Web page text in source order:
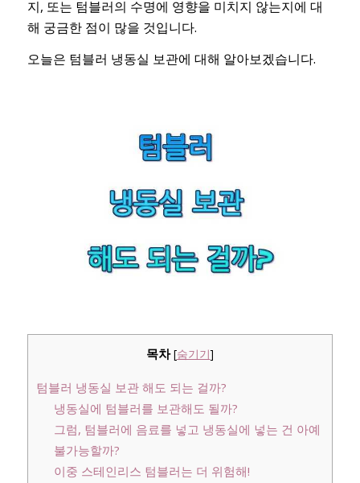
지, 또는 텀블러의 수명에 영향을 미치지 않는지에 대
해 궁금한 점이 많을 것입니다.
오늘은 텀블러 냉동실 보관에 대해 알아보겠습니다.
목차 [숨기기]
텀블러 냉동실 보관 해도 되는 걸까?
냉동실에 텀블러를 보관해도 될까?
그럼, 텀블러에 음료를 넣고 냉동실에 넣는 건 아예
불가능할까?
이중 스테인리스 텀블러는 더 위험해!